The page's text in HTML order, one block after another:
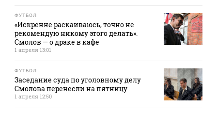
ФУТБОЛ
«Искренне раскаиваюсь, точно не
рекомендую никому этого делать».
Смолов — о драке в кафе
1 апреля 13:01
ФУТБОЛ
Заседание суда по уголовному делу
Смолова перенесли на пятницу
1 апреля 12:50